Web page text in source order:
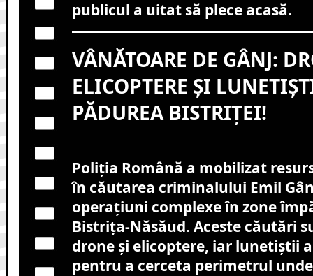
publicul a uitat să plece acasă.
VÂNĂTOARE DE GÂNJ:
ELICOPTERE ȘI
PĂDUREA BISTRIȚEI!
Poliția Română a mobilizat
în căutarea criminalului Emil
operațiuni complexe în zone
Bistrița-Năsăud. Aceste căutări
drone și elicoptere, iar lunetiștii
pentru a cerceta perimetrul